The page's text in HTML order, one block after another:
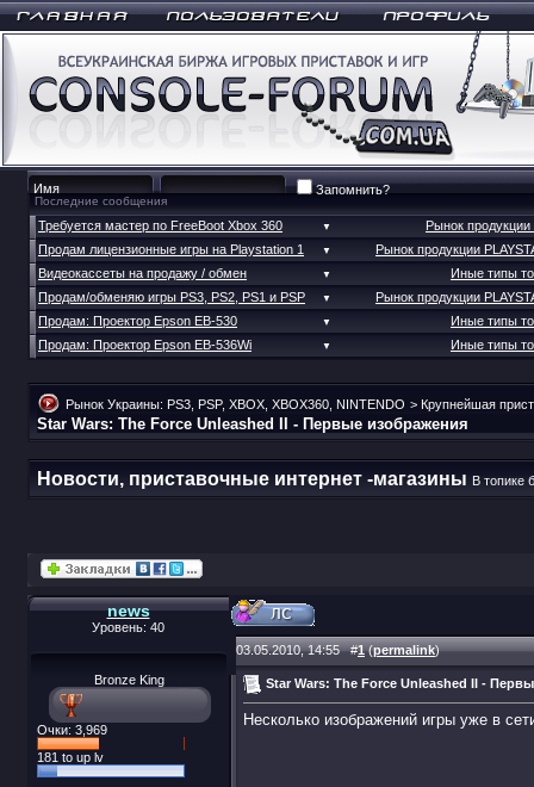
Запомнить?
Последние сообщения
Требуется мастер по FreeBoot Xbox 360 ▼
Рынок продукции
Продам лицензионные игры на Playstation 1
▼
Рынок продукции
Видеокассеты на продажу / обмен
▼
Иные типы
Продам/обменяю игры PS3, PS2, PS1 и PSP
▼
Рынок продукции
Продам: Проектор Epson EB-530
▼
Иные типы
Продам: Проектор Epson EB-536Wi
▼ Иные типы
Рынок Украины: PS3, PSP, XBOX, XBOX360, NINTENDO > Крупнейшая
Star Wars: The Force Unleashed II - Первые изображения
Новости, приставочные интернет -магазины В топике
news
Уровень: 40
Bronze King
Очки: 3,969
181 to up lv
03.05.2010, 14:55#1(permalink)
Star Wars: The Force Unleashed II -
Несколько изображений игры уже в